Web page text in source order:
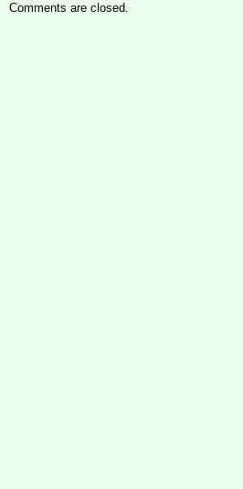
Comments are closed.